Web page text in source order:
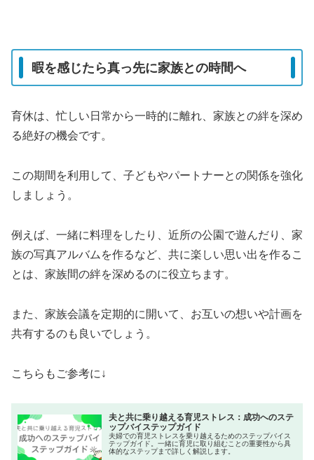
暇を感じたら真っ先に家族との時間へ
育休は、忙しい日常から一時的に離れ、家族との絆を深め
る絶好の機会です。
この期間を利用して、子どもやパートナーとの関係を強化
しましょう。
例えば、一緒に料理をしたり、近所の公園で遊んだり、家
族の写真アルバムを作るなど、共に楽しい思い出を作るこ
とは、家族間の絆を深めるのに役立ちます。
また、家族会議を定期的に開いて、お互いの想いや計画を
共有するのも良いでしょう。
こちらもご参考に↓
夫と共に乗り越える育児ストレス：成功へのステ
ップバイステップガイド
夫婦での育児ストレスを乗り越えるためのステップバイス
テップガイド。一緒に育児に取り組むことの重要性から具
体的なステップまで詳しく解説します。